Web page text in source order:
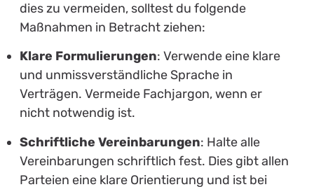
dies zu vermeiden, solltest du folgende
Maßnahmen in Betracht ziehen:
Klare Formulierungen: Verwende eine klare
und unmissverständliche Sprache in
Verträgen. Vermeide Fachjargon, wenn er
nicht notwendig ist.
Schriftliche Vereinbarungen: Halte alle
Vereinbarungen schriftlich fest. Dies gibt allen
Parteien eine klare Orientierung und ist bei